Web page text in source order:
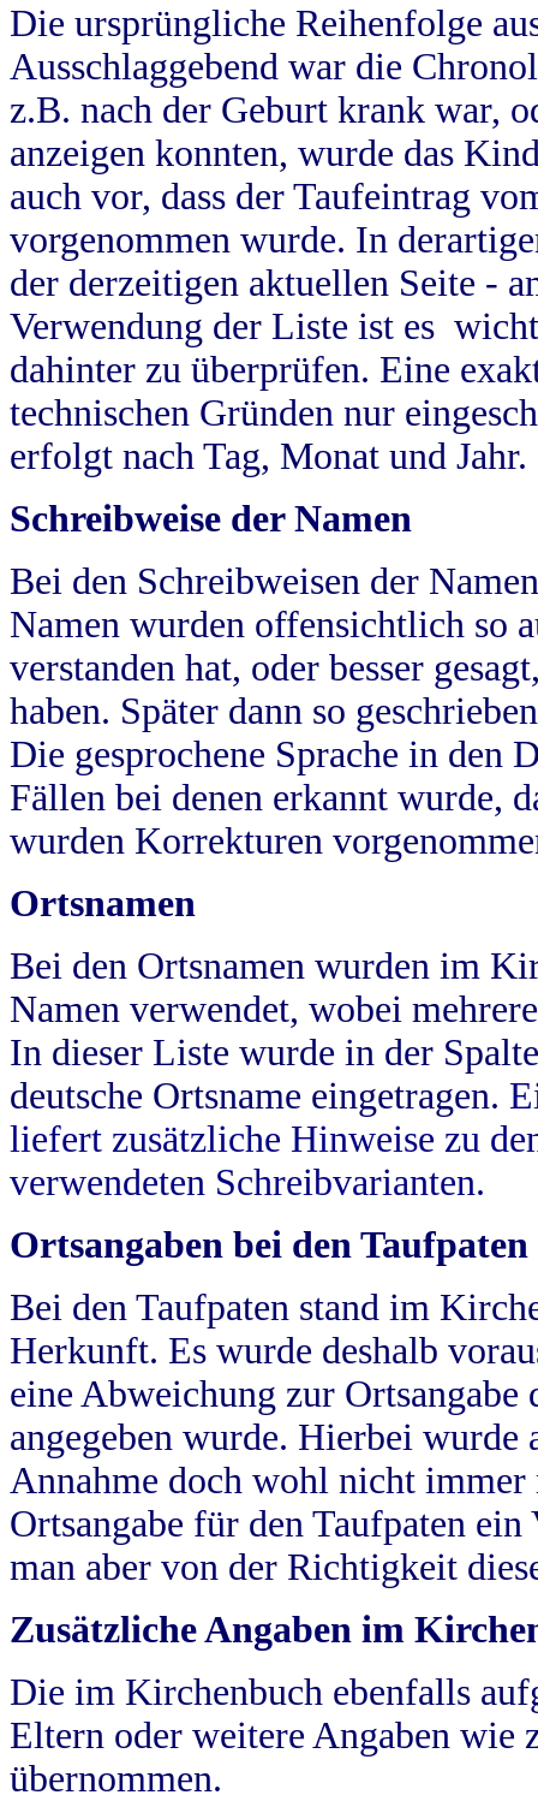
Die ursprüngliche Reihenfolge
Ausschlaggebend war die
z.B. nach der Geburt krank war,
anzeigen konnten, wurde das
auch vor, dass der Taufeintrag
vorgenommen wurde. In
der derzeitigen aktuellen Seite -
Verwendung der Liste ist es
dahinter zu überprüfen. Eine
technischen Gründen nur
erfolgt nach Tag, Monat und Jahr.
Schreibweise der Namen
Bei den Schreibweisen der
Namen wurden offensichtlich so
verstanden hat, oder besser
haben. Später dann so
Die gesprochene Sprache in
Fällen bei denen erkannt wurde,
wurden Korrekturen
Ortsnamen
Bei den Ortsnamen wurden im
Namen verwendet, wobei
In dieser Liste wurde in der
deutsche Ortsname eingetragen.
liefert zusätzliche Hinweise zu
verwendeten Schreibvarianten.
Ortsangaben bei den Taufpaten
Bei den Taufpaten stand im
Herkunft. Es wurde deshalb
eine Abweichung zur
angegeben wurde. Hierbei wurde
Annahme doch wohl nicht
Ortsangabe für den Taufpaten
man aber von der Richtigkeit
Zusätzliche Angaben im
Die im Kirchenbuch ebenfalls
Eltern oder weitere Angaben wie
übernommen.